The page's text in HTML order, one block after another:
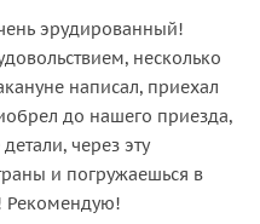
эрудированный!
несколько
написал, приехал
до нашего приезда,
через эту
и погружаешься в
Рекомендую!